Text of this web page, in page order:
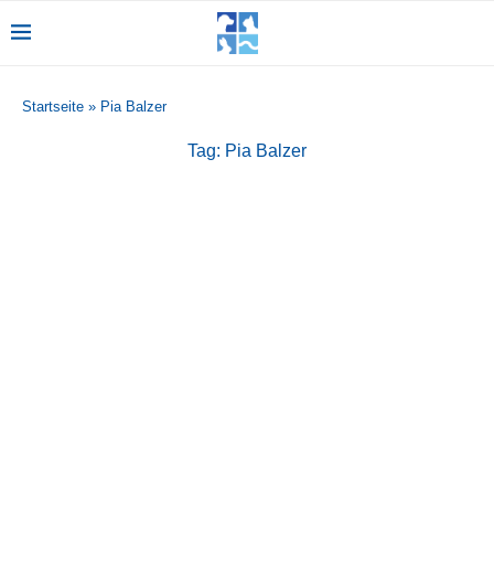
Startseite » Pia Balzer
Tag: Pia Balzer